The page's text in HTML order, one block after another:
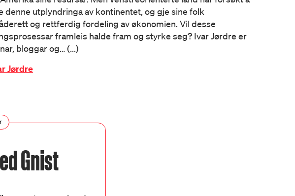
denne utplyndringa av kontinentet, og gje sine folk
og rettferdig fordeling av økonomien. Vil desse
framleis halde fram og styrke seg? Ivar Jørdre er
bloggar og… (...)
Jørdre
Gnist